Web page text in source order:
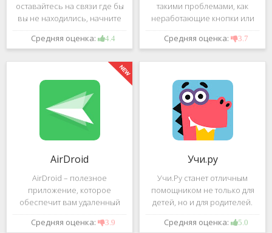
оставайтесь на связи где бы
вы не находились, начните
свою или присоединитесь к
видеоконференции с
высококачественным
изображением. Столь
Средняя оценка: 4.4
такими проблемами, как
неработающие кнопки или
разряженные батарейки на
вашем пульте от
с помощью приложения
"Пульт для
Средняя оценка: 3.7
AirDroid
AirDroid – полезное
приложение, которое
обеспечит вам удаленный
доступ к вашему смартфону
или планшету при помощи
Средняя оценка: 3.9
Учи.ру
Учи.Ру станет отличным
помощником не только для
детей, но и для родителей.
Это приложение заточено
под изучение различного
Средняя оценка: 5.0